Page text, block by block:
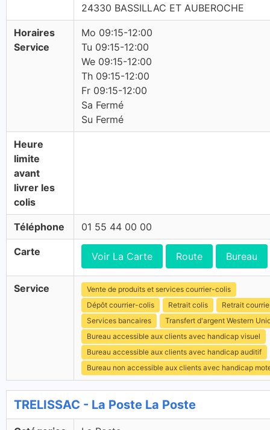
24330 BASSILLAC ET AUBEROCHE
Horaires
Service
Mo 09:15-12:00
Tu 09:15-12:00
We 09:15-12:00
Th 09:15-12:00
Fr 09:15-12:00
Sa Fermé
Su Fermé
Heure
limite
avant
livrer les
colis
Téléphone 01 55 44 00 00
Carte Voir La Carte Route Bureau
Service
Vente de produits et services courrier-colis
Dépôt courrier-colis
Retrait colis
Retrait
Services bancaires
Transfert d'argent Western
Bureau accessible aux clients avec handicap visuel
Bureau accessible aux clients avec handicap auditif
Bureau non accessible aux clients avec handicap
TRELISSAC - La Poste La Poste